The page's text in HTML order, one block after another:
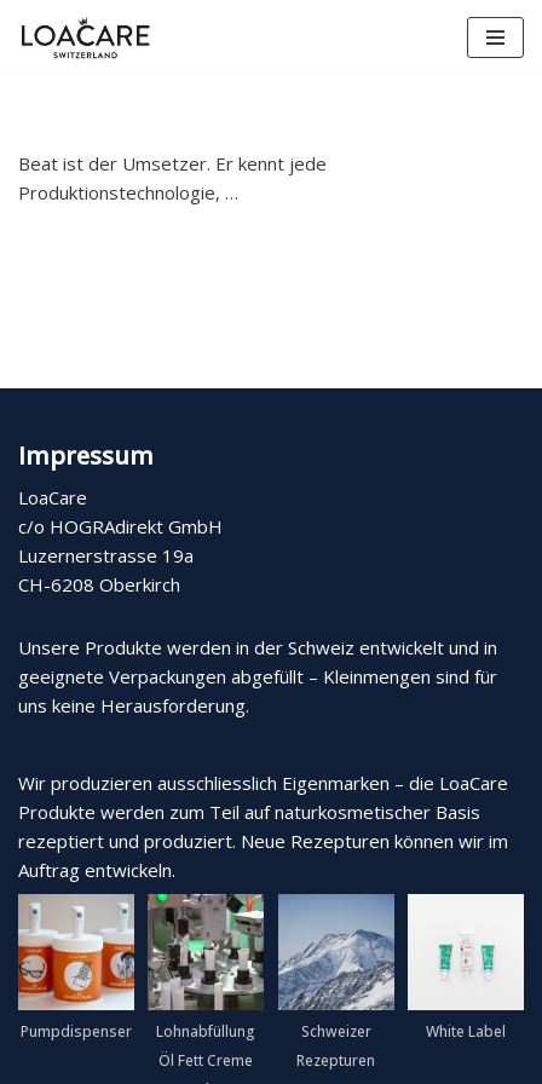
Zum
Beat ist der Umsetzer. Er kennt jede
Produktionstechnologie, …
Impressum
LoaCare
c/o HOGRAdirekt GmbH
Luzernerstrasse 19a
CH-6208 Oberkirch
Unsere Produkte werden in der Schweiz entwickelt und in
geeignete Verpackungen abgefüllt – Kleinmengen sind für
uns keine Herausforderung.
Wir produzieren ausschliesslich Eigenmarken – die LoaCare
Produkte werden zum Teil auf naturkosmetischer Basis
rezeptiert und produziert. Neue Rezepturen können wir im
Auftrag entwickeln.
Pumpdispenser
Lohnabfüllung
Öl Fett Creme
Schweizer
Rezepturen
White Label